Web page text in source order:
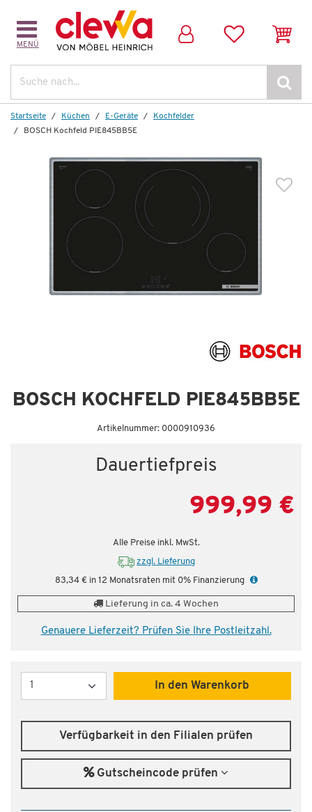
MENÜ
Startseite Küchen E-Geräte
Kochfelder
BOSCH Kochfeld PIE845BB5E
BOSCH KOCHFELD PIE845BB5E
Artikelnummer: 0000910936
Dauertiefpreis
999,99 €
Alle Preise inkl. MwSt.
zzgl. Lieferung
83,34 € in 12 Monatsraten mit 0% Finanzierung
Lieferung in ca. 4 Wochen
Genauere Lieferzeit? Prüfen Sie Ihre Postleitzahl.
Menge
In den Warenkorb
Verfügbarkeit in den Filialen prüfen
Gutscheincode prüfen